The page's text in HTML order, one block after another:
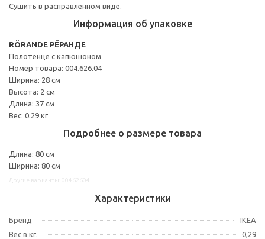
Сушить в расправленном виде.
Информация об упаковке
RÖRANDE РЁРАНДЕ
Полотенце с капюшоном
Номер товара: 004.626.04
Ширина: 28 см
Высота: 2 см
Длина: 37 см
Вес: 0.29 кг
Подробнее о размере товара
Длина: 80 см
Ширина: 80 см
Характеристики
Бренд
IKEA
Вес в кг.
0,29